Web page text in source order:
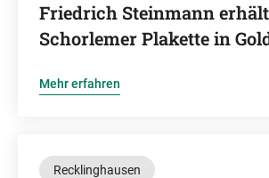
Friedrich Steinmann
Schorlemer Plakette in
Mehr erfahren
Recklinghausen